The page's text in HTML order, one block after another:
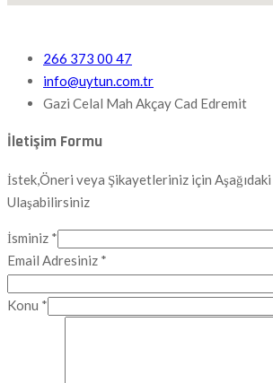
266 373 00 47
info@uytun.com.tr
Gazi Celal Mah Akçay Cad Edremit
İletişim Formu
İstek,Öneri veya Şikayetleriniz için
Ulaşabilirsiniz
İsminiz *
Email Adresiniz *
Konu *